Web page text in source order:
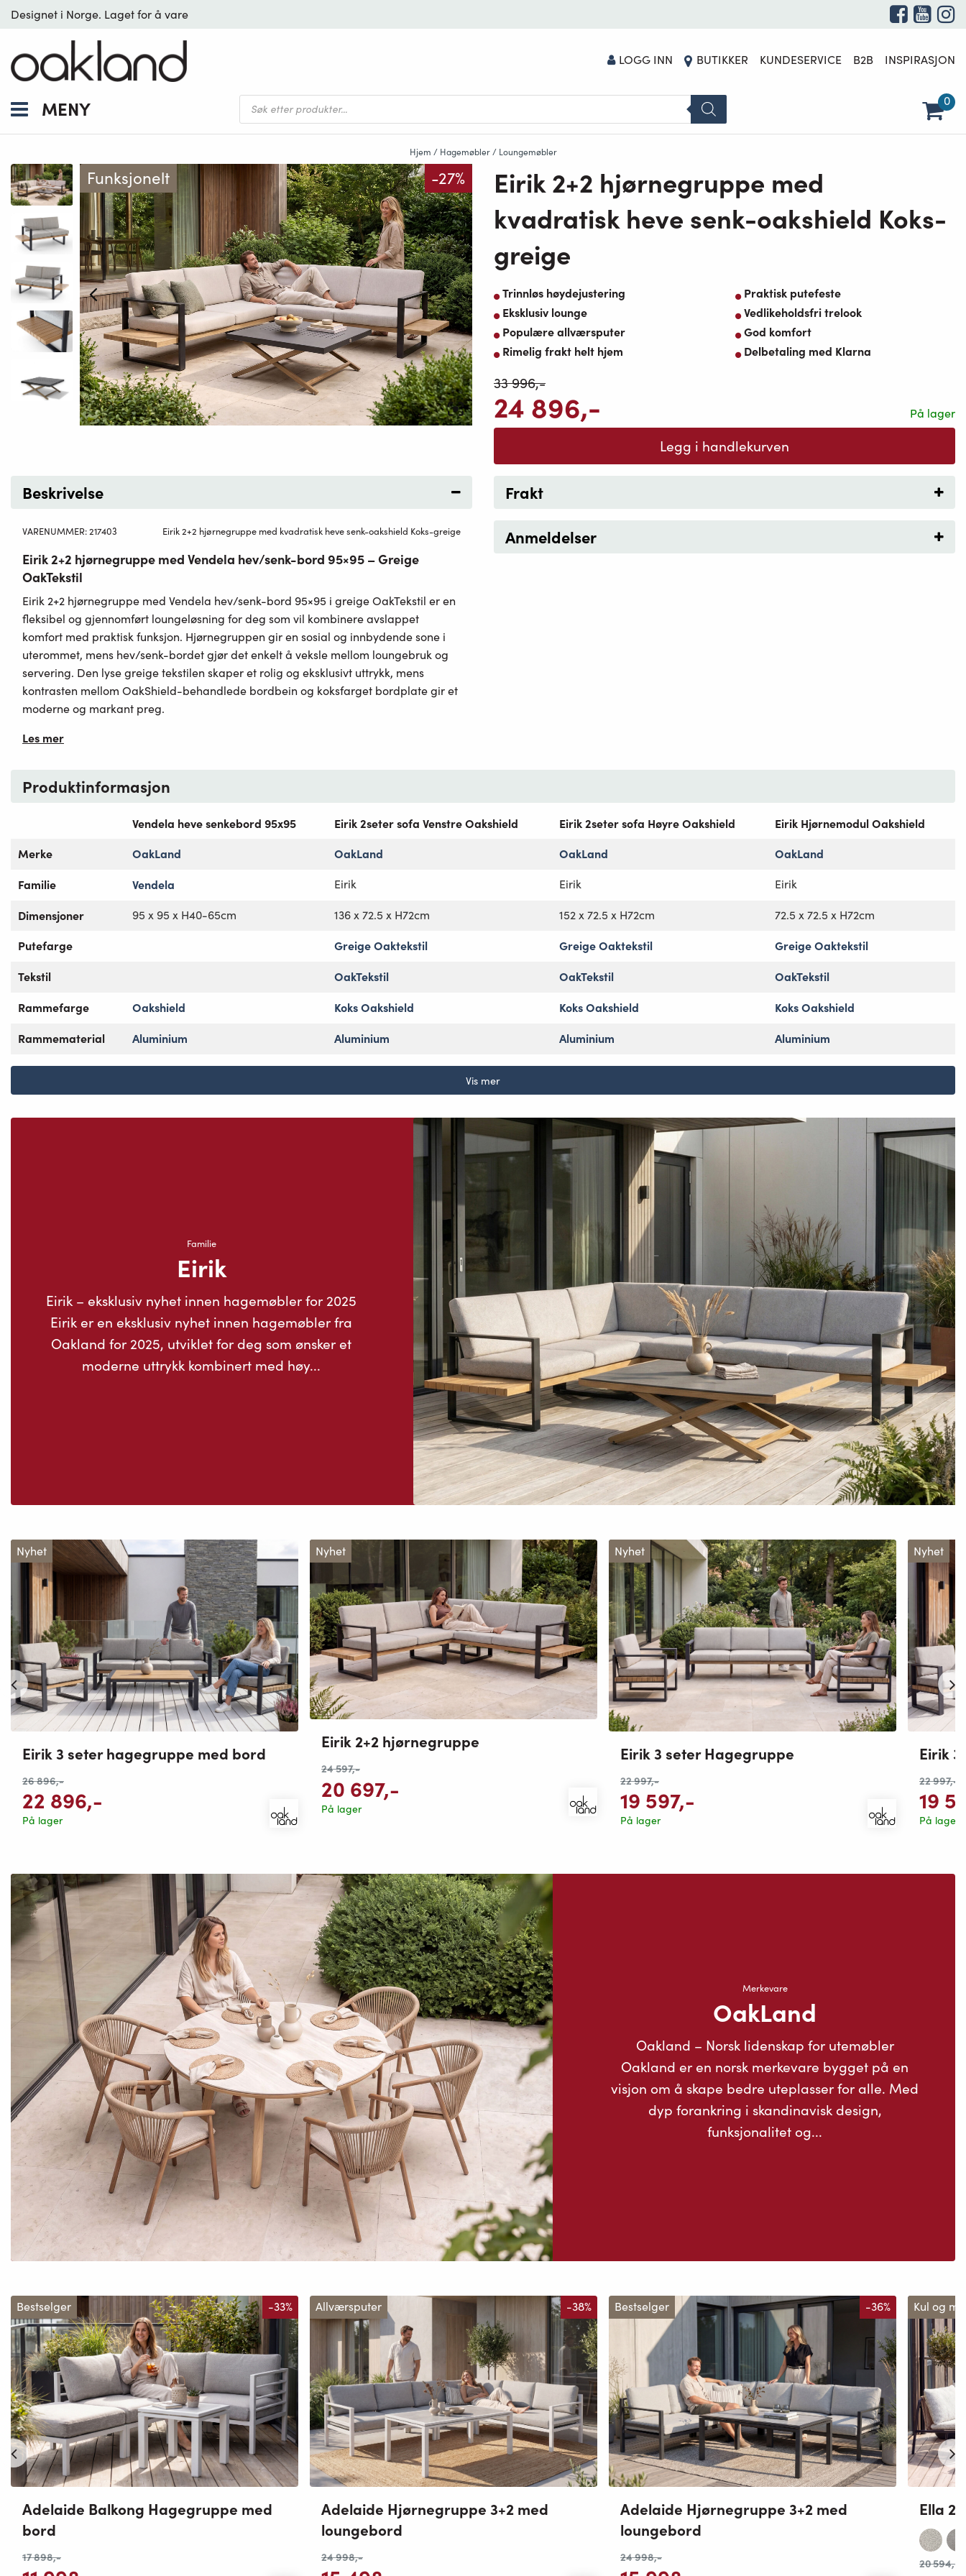
Designet i Norge. Laget for å vare
LOGG INN BUTIKKER KUNDESERVICE B2B INSPIRASJON
MENY
Products
search
0
Hjem / Hagemøbler/ Loungemøbler
Funksjonelt -27%
Eirik 2+2 hjørnegruppe med
kvadratisk heve senk-oakshield Koks-
greige
Trinnløs høydejustering
Praktisk putefeste
Eksklusiv lounge
Vedlikeholdsfri trelook
Populære allværsputer
God komfort
Rimelig frakt helt hjem
Delbetaling med Klarna
På lager
33 996,-
24 896,-
Legg i handlekurven
Beskrivelse
VARENUMMER:217403 Eirik 2+2 hjørnegruppe med kvadratisk heve senk-oakshield Koks-greige
Eirik 2+2 hjørnegruppe med Vendela hev/senk-bord 95×95 – Greige
OakTekstil
Eirik 2+2 hjørnegruppe med Vendela hev/senk-bord 95×95 i greige OakTekstil er en
fleksibel og gjennomført loungeløsning for deg som vil kombinere avslappet
komfort med praktisk funksjon. Hjørnegruppen gir en sosial og innbydende sone i
uterommet, mens hev/senk-bordet gjør det enkelt å veksle mellom loungebruk og
servering. Den lyse greige tekstilen skaper et rolig og eksklusivt uttrykk, mens
kontrasten mellom OakShield-behandlede bordbein og koksfarget bordplate gir et
moderne og markant preg.
Les mer
Frakt
Anmeldelser
Produktinformasjon
Vendela heve senkebord 95x95 Eirik 2seter sofa Venstre Oakshield Eirik 2seter sofa Høyre Oakshield
Eirik Hjørnemodul Oakshield
Merke
OakLand OakLand OakLand
OakLand
Familie
Vendela Eirik Eirik Eirik
Dimensjoner 95 x 95 x H40-65cm 136 x 72.5 x H72cm 152 x 72.5 x H72cm 72.5 x 72.5 x H72cm
Putefarge Greige Oaktekstil Greige Oaktekstil
Greige Oaktekstil
Tekstil
OakTekstil OakTekstil
OakTekstil
Rammefarge
Oakshield Koks Oakshield Koks Oakshield
Koks Oakshield
Rammematerial
Aluminium Aluminium Aluminium Aluminium
Vis mer
Familie
Eirik
Eirik – eksklusiv nyhet innen hagemøbler for 2025
Eirik er en eksklusiv nyhet innen hagemøbler fra
Oakland for 2025, utviklet for deg som ønsker et
moderne uttrykk kombinert med høy...
Nyhet
Eirik 3 seter hagegruppe med bord
26 896,-
22 896,-
På lager
Nyhet
Eirik 2+2 hjørnegruppe
24 597,-
20 697,-
På lager
Nyhet
Eirik 3 seter Hagegruppe
22 997,-
19 597,-
På lager
Nyhet
Eirik
22 997,-
19
På lager
Merkevare
OakLand
Oakland – Norsk lidenskap for utemøbler
Oakland er en norsk merkevare bygget på en
visjon om å skape bedre uteplasser for alle. Med
dyp forankring i skandinavisk design,
funksjonalitet og...
Bestselger -33%
Adelaide Balkong Hagegruppe med
bord
17 898,-
Allværsputer -38%
Adelaide Hjørnegruppe 3+2 med
loungebord
24 998,-
Bestselger -36%
Adelaide Hjørnegruppe 3+2 med
loungebord
24 998,-
Kul og
Ella 2
20 594,-